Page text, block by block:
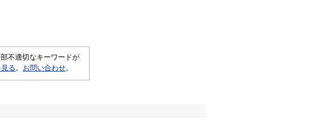
不適切なキーワードが
る。 お問い合わせ。